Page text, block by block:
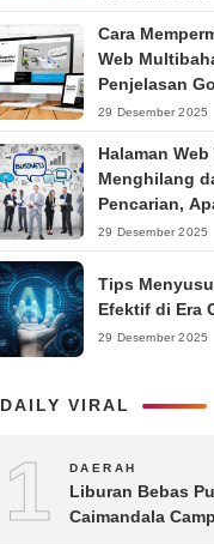
Cara
Web
Penjelasan
29 Desember 2025
Halaman
Menghilang
Pencarian,
Dilakukan?
29 Desember 2025
Tips
Efektif di Era
29 Desember 2025
DAILY VIRAL
1 DAERAH
Liburan Bebas
Caimandala Camp